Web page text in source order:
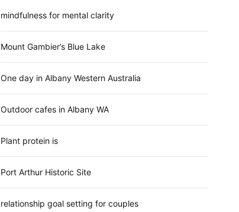
mindfulness for mental clarity
Mount Gambier’s Blue Lake
One day in Albany Western Australia
Outdoor cafes in Albany WA
Plant protein is
Port Arthur Historic Site
relationship goal setting for couples